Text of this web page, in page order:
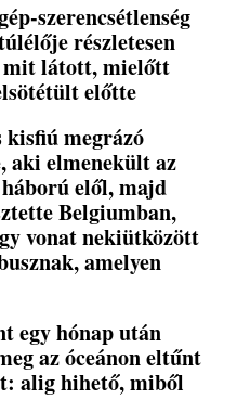
szerencsétlenség
részletesen
mit látott, mielőtt
előtte
kisfiú megrázó
aki elmenekült az
elől, majd
Belgiumban,
vonat nekiütközött
amelyen
egy hónap után
az óceánon eltűnt
alig hihető, miből